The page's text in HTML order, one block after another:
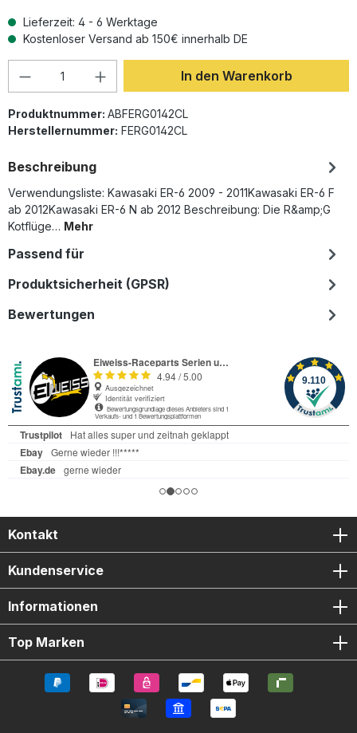
Lieferzeit: 4 - 6 Werktage
Kostenloser Versand ab 150€ innerhalb DE
Produkt Anzahl: Gib den gewünschten
In den Warenkorb
Produktnummer: ABFERG0142CL
Herstellernummer: FERG0142CL
Beschreibung
Verwendungsliste: Kawasaki ER-6 2009 - 2011Kawasaki ER-6 F
ab 2012Kawasaki ER-6 N ab 2012 Beschreibung: Die R&amp;G
Kotflüge… Mehr
Passend für
Produktsicherheit (GPSR)
Bewertungen
Kontakt
Kundenservice
Informationen
Top Marken